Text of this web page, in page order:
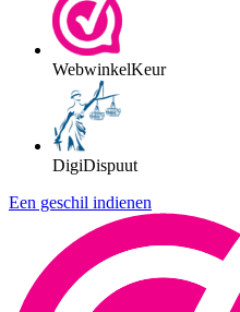
WebwinkelKeur
DigiDispuut
Een geschil indienen